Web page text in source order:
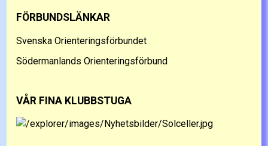
FÖRBUNDSLÄNKAR
Svenska Orienteringsförbundet
Södermanlands Orienteringsförbund
VÅR FINA KLUBBSTUGA